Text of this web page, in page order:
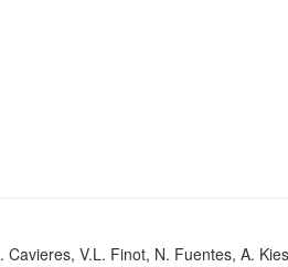
V.L. Finot, N. Fuentes, A.